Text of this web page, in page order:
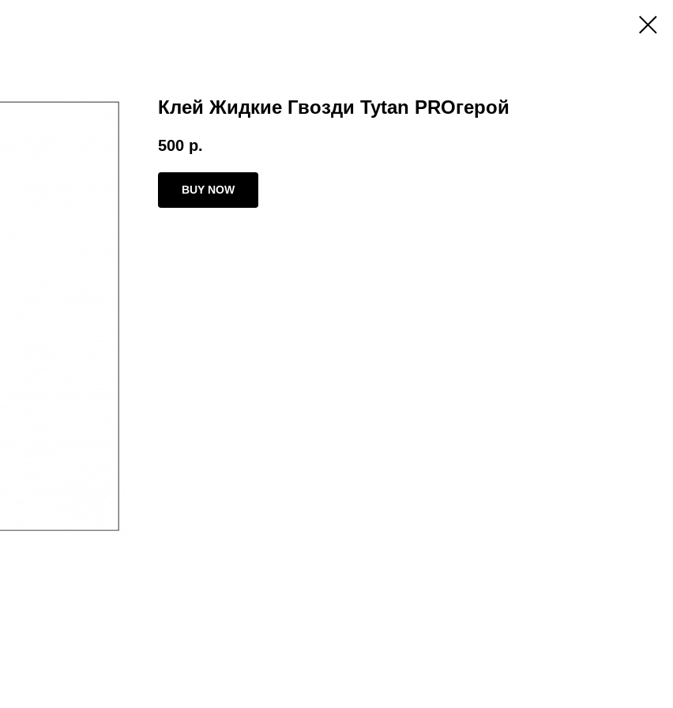
Клей Жидкие Гвозди Tytan PROгерой
500 р.
BUY NOW